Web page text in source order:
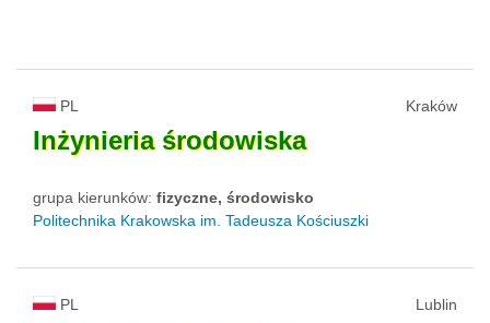
PL Kraków
Inżynieria środowiska
grupa kierunków: fizyczne, środowisko
Politechnika Krakowska im. Tadeusza Kościuszki
PL Lublin